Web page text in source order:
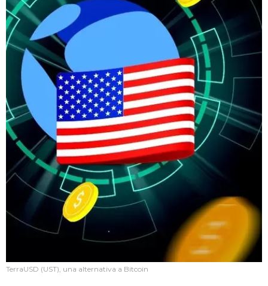
TerraUSD (UST), una alternativa a Bitcoin